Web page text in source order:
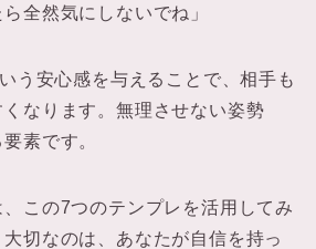
全然気にしないでね」
う安心感を与えることで、相手も
なります。無理させない姿勢
素です。
この7つのテンプレを活用してみ
切なのは、あなたが自信を持っ